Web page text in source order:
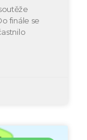
finále se